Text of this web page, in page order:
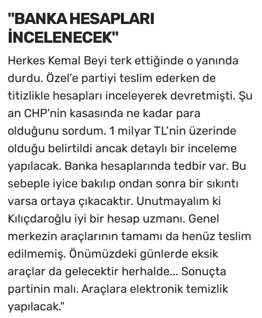
"BANKA HESAPLARI
İNCELENECEK"
Herkes Kemal Beyi terk ettiğinde o yanında
durdu. Özel’e partiyi teslim ederken de
titizlikle hesapları inceleyerek devretmişti. Şu
an CHP'nin kasasında ne kadar para
olduğunu sordum. 1 milyar TL’nin üzerinde
olduğu belirtildi ancak detaylı bir inceleme
yapılacak. Banka hesaplarında tedbir var. Bu
sebeple iyice bakılıp ondan sonra bir sıkıntı
varsa ortaya çıkacaktır. Unutmayalım ki
Kılıçdaroğlu iyi bir hesap uzmanı. Genel
merkezin araçlarının tamamı da henüz teslim
edilmemiş. Önümüzdeki günlerde eksik
araçlar da gelecektir herhalde... Sonuçta
partinin malı. Araçlara elektronik temizlik
yapılacak."